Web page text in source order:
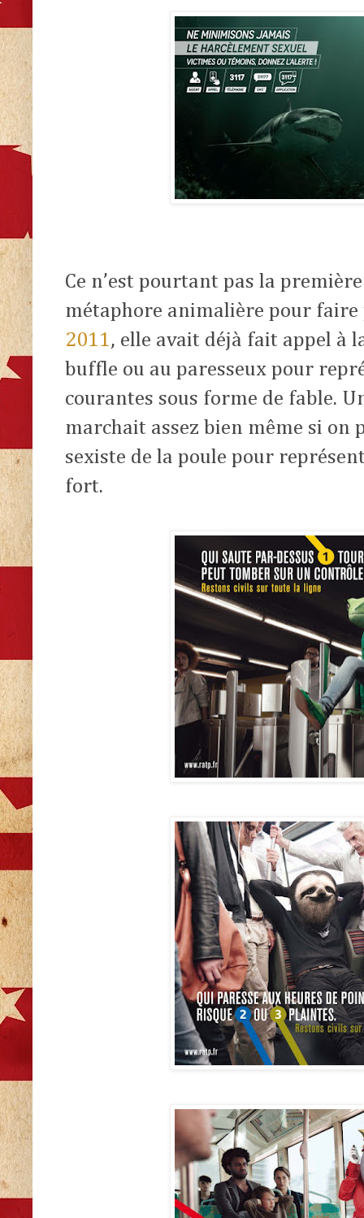
Ce n’est pourtant pas la
métaphore animalière pour faire
2011, elle avait déjà fait appel à
buffle ou au paresseux pour
courantes sous forme de fable.
marchait assez bien même si on
sexiste de la poule pour
fort.